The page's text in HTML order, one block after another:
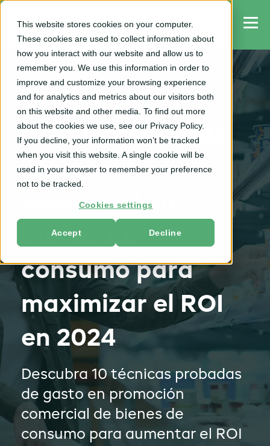
This website stores cookies on your computer.
These cookies are used to collect information about
how you interact with our website and allow us to
remember you. We use this information in order to
improve and customize your browsing experience
and for analytics and metrics about our visitors both
on this website and other media. To find out more
about the cookies we use, see our Privacy Policy.
If you decline, your information won’t be tracked
when you visit this website. A single cookie will be
used in your browser to remember your preference
not to be tracked.
Cookies settings
Accept Decline
Plataforma CPGvision
10 estrategias de
promoción
comercial en
bienes de
consumo para
maximizar el ROI
en 2024
Descubra 10 técnicas probadas
de gasto en promoción
comercial de bienes de
consumo para aumentar el ROI